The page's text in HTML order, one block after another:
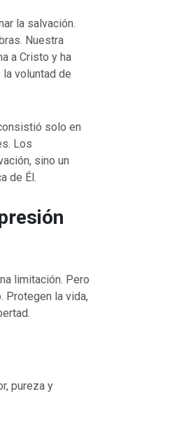
la salvación.
Nuestra
a Cristo y ha
voluntad de
solo en
Los
sino un
de Él.
limitación. Pero
Protegen la vida,
pureza y
VOLVER A LA FUENTE DE LA